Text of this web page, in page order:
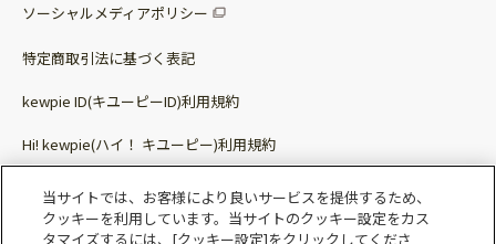
ベビー・幼児食
その他（カレーなど）
ソーシャルメディアポリシー
特定商取引法に基づく表記
kewpie ID(キユーピーID)利用規約
Hi! kewpie(ハイ！ キユーピー)利用規約
Qummy(キユーミー)利用規約​
当サイトでは、お客様により良いサービスを提供するため、
クッキーを利用しています。当サイトのクッキー設定をカス
タマイズするには、[クッキー設定]をクリックしてくださ